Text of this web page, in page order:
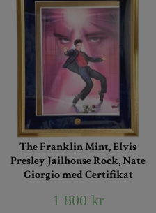
The Franklin Mint, Elvis
Presley Jailhouse Rock, Nate
Giorgio med Certifikat
1 800 kr